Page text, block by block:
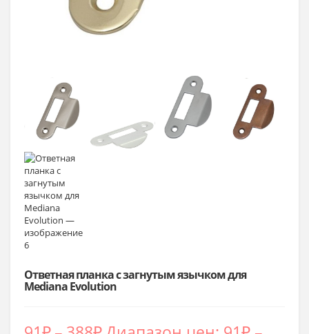
Ответная планка с загнутым язычком для
Mediana Evolution